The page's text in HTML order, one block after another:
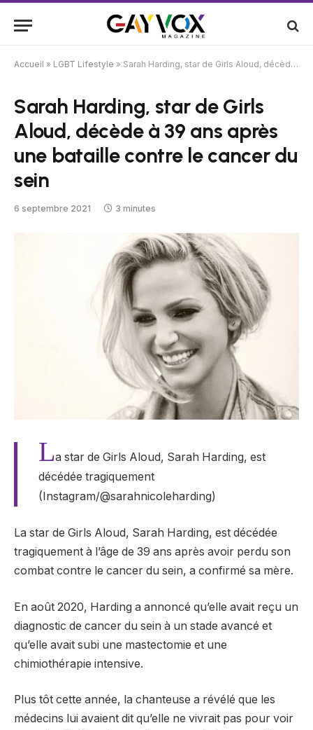
Accueil » LGBT Lifestyle » Sarah Harding, star de Girls Aloud, décède à 39 ans après une bataille contre le cancer du sein
Sarah Harding, star de Girls
Aloud, décède à 39 ans après
une bataille contre le cancer du
sein
6 septembre 2021 3 minutes
La star de Girls Aloud, Sarah Harding, est
décédée tragiquement
(Instagram/@sarahnicoleharding)
La star de Girls Aloud, Sarah Harding, est décédée
tragiquement à l’âge de 39 ans après avoir perdu son
combat contre le cancer du sein, a confirmé sa mère.
En août 2020, Harding a annoncé qu’elle avait reçu un
diagnostic de cancer du sein à un stade avancé et
qu’elle avait subi une mastectomie et une
chimiothérapie intensive.
Plus tôt cette année, la chanteuse a révélé que les
médecins lui avaient dit qu’elle ne vivrait pas pour voir